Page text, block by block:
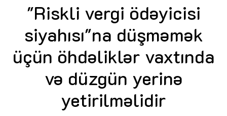
"Riskli vergi ödəyicisi
siyahısı"na düşməmək
üçün öhdəliklər vaxtında
və düzgün yerinə
yetirilməlidir